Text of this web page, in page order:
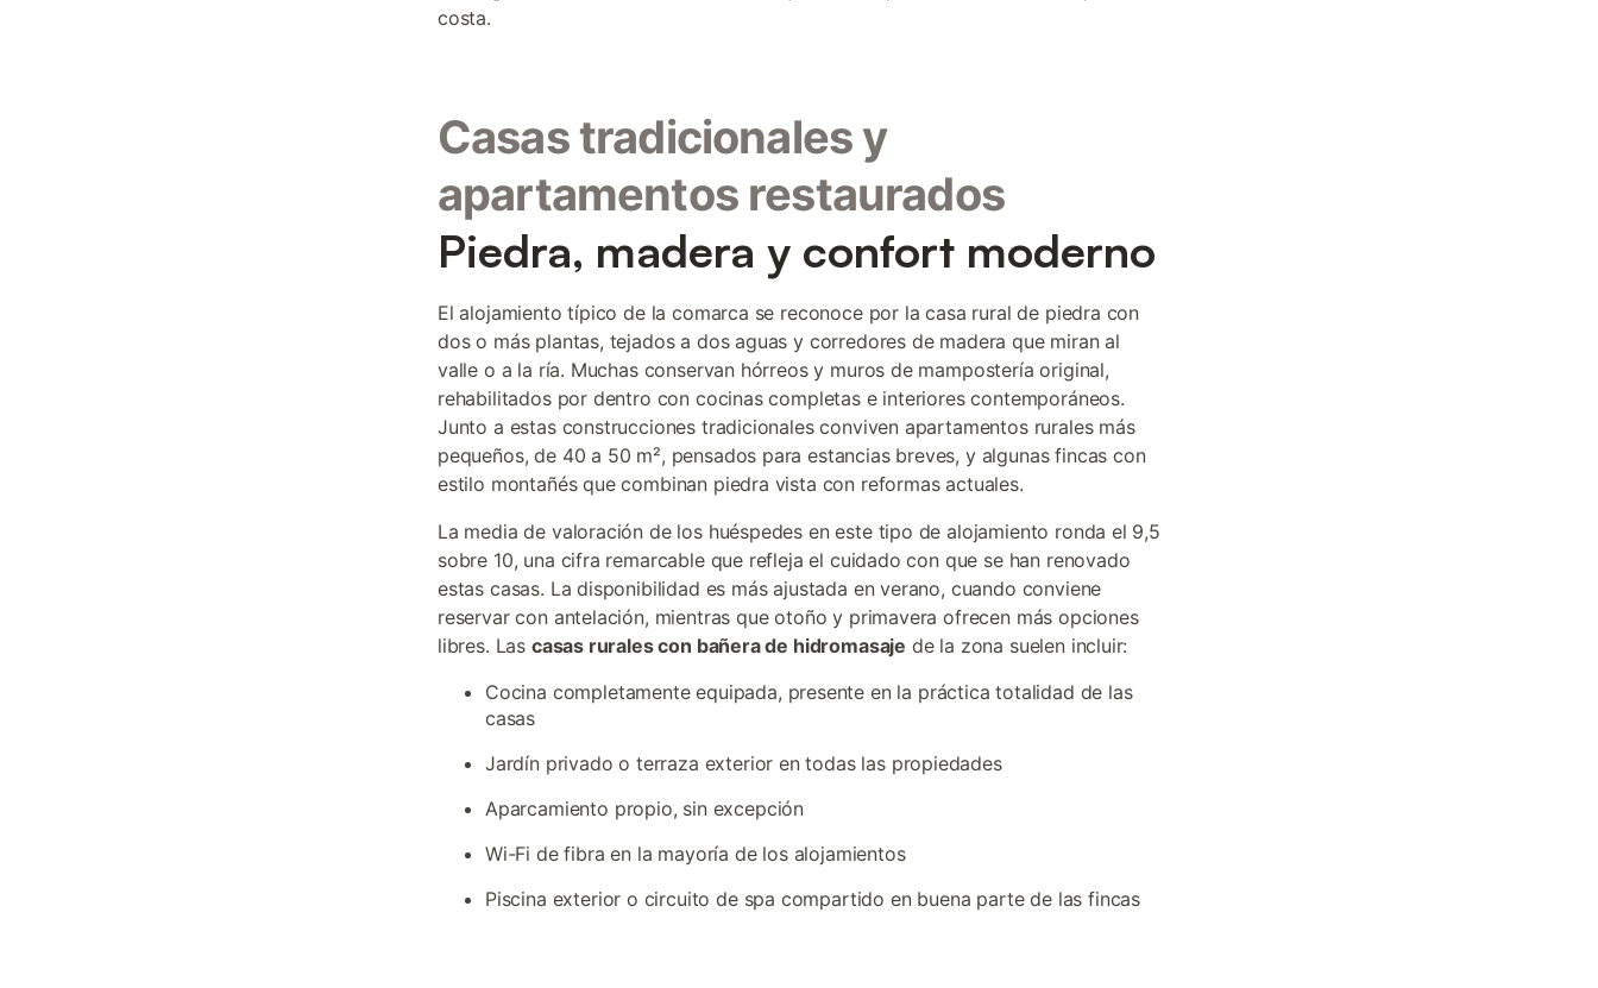
costa.
Casas tradicionales y
apartamentos restaurados
Piedra, madera y confort moderno
El alojamiento típico de la comarca se reconoce por la casa rural de piedra con
dos o más plantas, tejados a dos aguas y corredores de madera que miran al
valle o a la ría. Muchas conservan hórreos y muros de mampostería original,
rehabilitados por dentro con cocinas completas e interiores contemporáneos.
Junto a estas construcciones tradicionales conviven apartamentos rurales más
pequeños, de 40 a 50 m², pensados para estancias breves, y algunas fincas con
estilo montañés que combinan piedra vista con reformas actuales.
La media de valoración de los huéspedes en este tipo de alojamiento ronda el 9,5
sobre 10, una cifra remarcable que refleja el cuidado con que se han renovado
estas casas. La disponibilidad es más ajustada en verano, cuando conviene
reservar con antelación, mientras que otoño y primavera ofrecen más opciones
libres. Las casas rurales con bañera de hidromasaje de la zona suelen incluir:
Cocina completamente equipada, presente en la práctica totalidad de las
casas
Jardín privado o terraza exterior en todas las propiedades
Aparcamiento propio, sin excepción
Wi-Fi de fibra en la mayoría de los alojamientos
Piscina exterior o circuito de spa compartido en buena parte de las fincas